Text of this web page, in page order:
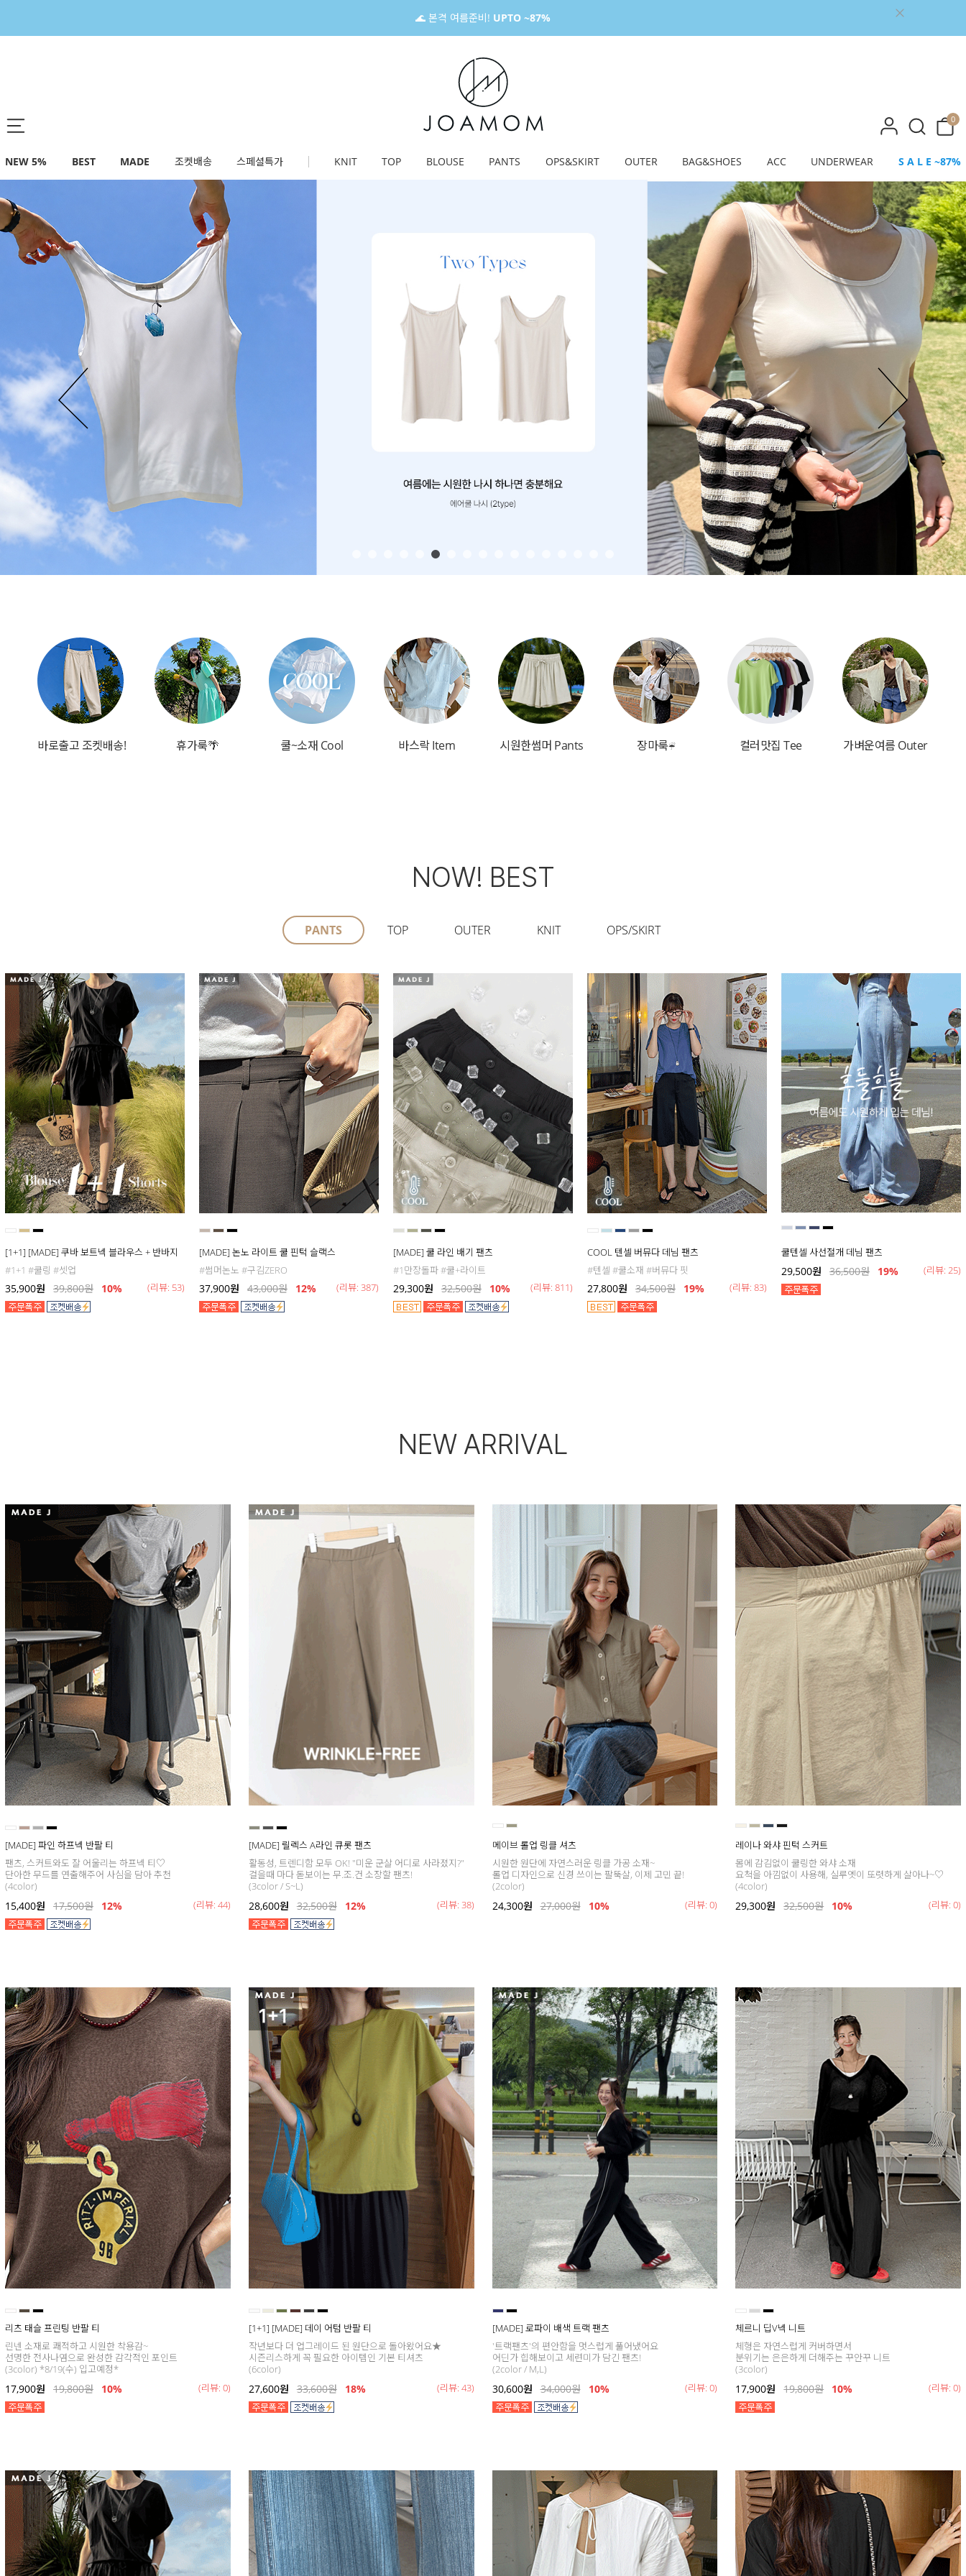
🌊 본격 여름준비! UPTO ~87%
0
NEW 5% BEST MADE 조켓배송 스페셜특가 KNIT TOP BLOUSE PANTS OPS&SKIRT OUTER BAG&SHOES ACC UNDERWEAR S A L E ~87%
바로출고 조켓배송! 휴가룩🌴 쿨~소재 Cool 바스락 Item 시원한썸머 Pants 장마룩☔ 컬러맛집 Tee 가벼운여름 Outer
NOW! BEST
PANTS TOP OUTER KNIT OPS/SKIRT
[1+1] [MADE] 쿠바 보트넥 블라우스 + 반바지
#1+1 #쿨링 #셋업
35,900원 39,800원 10% (리뷰: 53)
[MADE] 논노 라이트 쿨 핀턱 슬랙스
#썸머논노 #구김ZERO
37,900원 43,000원 12% (리뷰: 387)
[MADE] 쿨 라인 배기 팬츠
#1만장돌파 #쿨+라이트
29,300원 32,500원 10% (리뷰: 811)
COOL 텐셀 버뮤다 데님 팬츠
#텐셀 #쿨소재 #버뮤다 핏
27,800원 34,500원 19% (리뷰: 83)
쿨텐셀 사선절개 데님 팬츠
29,500원 36,500원 19% (리뷰: 25)
NEW ARRIVAL
[MADE] 파인 하프넥 반팔 티
팬츠, 스커트와도 잘 어울리는 하프넥 티♡
단아한 무드를 연출해주어 사심을 담아 추천
(4color)
15,400원 17,500원 12% (리뷰: 44)
[MADE] 릴렉스 A라인 큐롯 팬츠
활동성, 트렌디함 모두 OK! "미운 군살 어디로 사라졌지?"
걸을때 마다 돋보이는 무.조.건 소장할 팬츠!
(3color / S~L)
28,600원 32,500원 12% (리뷰: 38)
메이브 롤업 링클 셔츠
시원한 원단에 자연스러운 링클 가공 소재~
롤업 디자인으로 신경 쓰이는 팔뚝살, 이제 고민 끝!
(2color)
24,300원 27,000원 10% (리뷰: 0)
레이나 와샤 핀턱 스커트
몸에 감김없이 쿨링한 와샤 소재
요척을 아낌없이 사용해, 실루엣이 또렷하게 살아나~♡
(4color)
29,300원 32,500원 10% (리뷰: 0)
리츠 태슬 프린팅 반팔 티
린넨 소재로 쾌적하고 시원한 착용감~
선명한 전사나염으로 완성한 감각적인 포인트
(3color) *8/19(수) 입고예정*
17,900원 19,800원 10% (리뷰: 0)
[1+1] [MADE] 데이 어텀 반팔 티
작년보다 더 업그레이드 된 원단으로 돌아왔어요★
시즌리스하게 꼭 필요한 아이템인 기본 티셔츠
(6color)
27,600원 33,600원 18% (리뷰: 43)
[MADE] 로파이 배색 트랙 팬츠
'트랙팬츠'의 편안함을 멋스럽게 풀어냈어요
어딘가 힙해보이고 세련미가 담긴 팬츠!
(2color / M,L)
30,600원 34,000원 10% (리뷰: 0)
체르니 딥V넥 니트
체형은 자연스럽게 커버하면서
분위기는 은은하게 더해주는 꾸안꾸 니트
(3color)
17,900원 19,800원 10% (리뷰: 0)